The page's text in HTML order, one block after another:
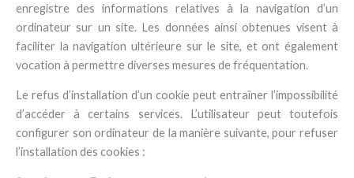
enregistre des informations relatives à la navigation d’un
ordinateur sur un site. Les données ainsi obtenues visent à
faciliter la navigation ultérieure sur le site, et ont également
vocation à permettre diverses mesures de fréquentation.
Le refus d’installation d’un cookie peut entraîner l’impossibilité
d’accéder à certains services. L’utilisateur peut toutefois
configurer son ordinateur de la manière suivante, pour refuser
l’installation des cookies :